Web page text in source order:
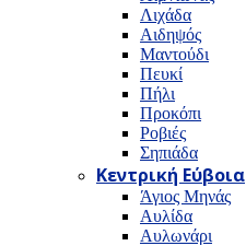
Λιχάδα
Αιδηψός
Μαντούδι
Πευκί
Πήλι
Προκόπι
Ροβιές
Σηπιάδα
Κεντρική Εύβοια
Άγιος Μηνάς
Αυλίδα
Αυλωνάρι